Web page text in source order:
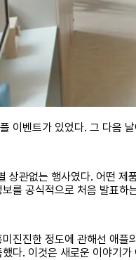
이벤트가 있었다. 그 다음
상관없는 행사였다. 어떤 제
를 공식적으로 처음 발표하
진진한 정도에 관해선 애
다. 이것은 새로운 이야기